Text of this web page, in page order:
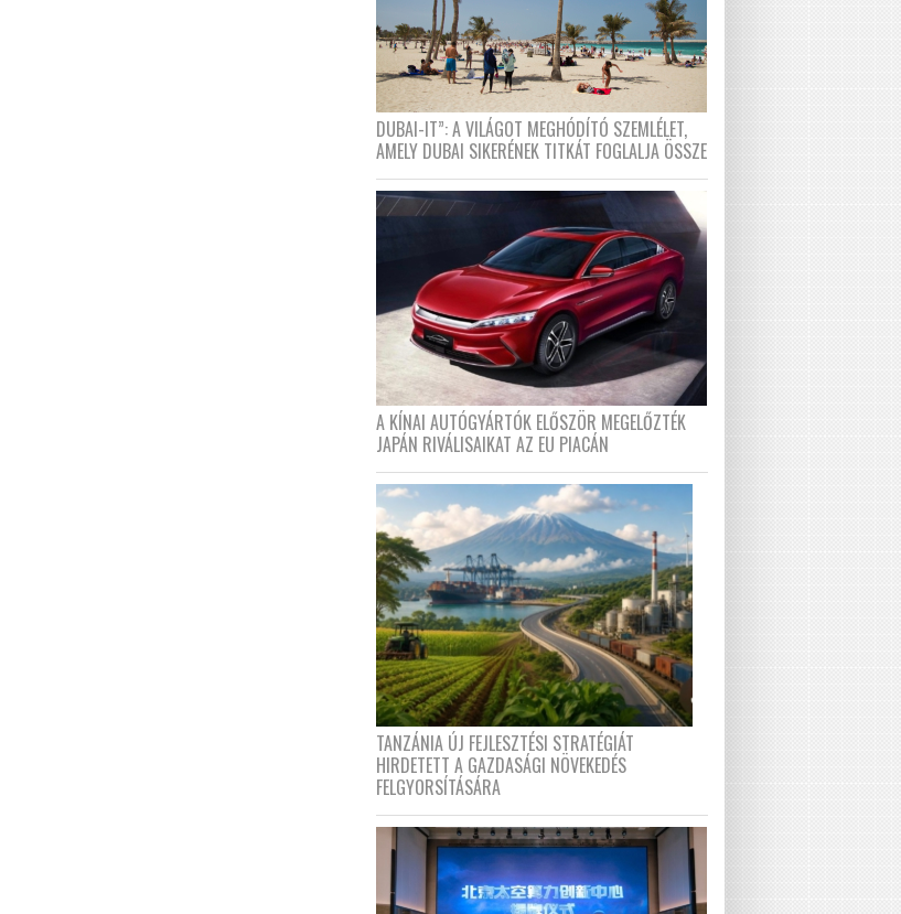
DUBAI-IT”: A VILÁGOT MEGHÓDÍTÓ SZEMLÉLET,
AMELY DUBAI SIKERÉNEK TITKÁT FOGLALJA ÖSSZE
A KÍNAI AUTÓGYÁRTÓK ELŐSZÖR MEGELŐZTÉK
JAPÁN RIVÁLISAIKAT AZ EU PIACÁN
TANZÁNIA ÚJ FEJLESZTÉSI STRATÉGIÁT
HIRDETETT A GAZDASÁGI NÖVEKEDÉS
FELGYORSÍTÁSÁRA